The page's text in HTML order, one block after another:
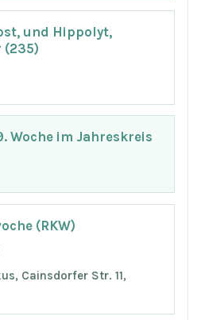
und Hippolyt,
(235)
Woche im Jahreskreis
(RKW)
Cainsdorfer Str. 11,